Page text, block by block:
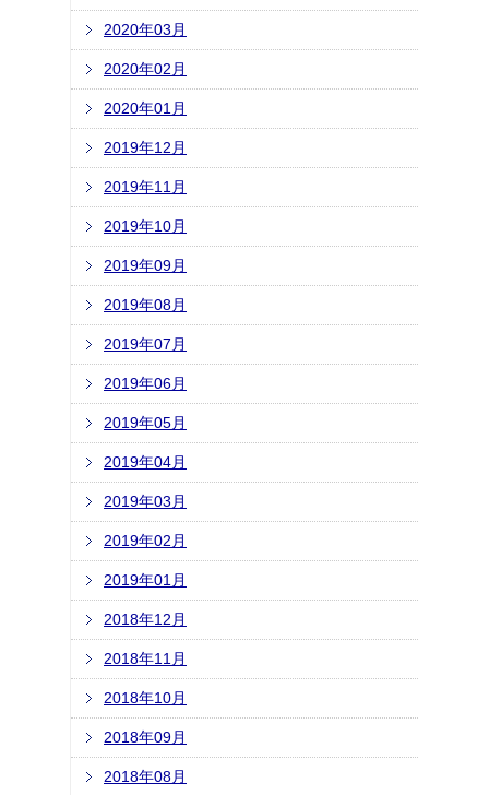
2020年03月
2020年02月
2020年01月
2019年12月
2019年11月
2019年10月
2019年09月
2019年08月
2019年07月
2019年06月
2019年05月
2019年04月
2019年03月
2019年02月
2019年01月
2018年12月
2018年11月
2018年10月
2018年09月
2018年08月